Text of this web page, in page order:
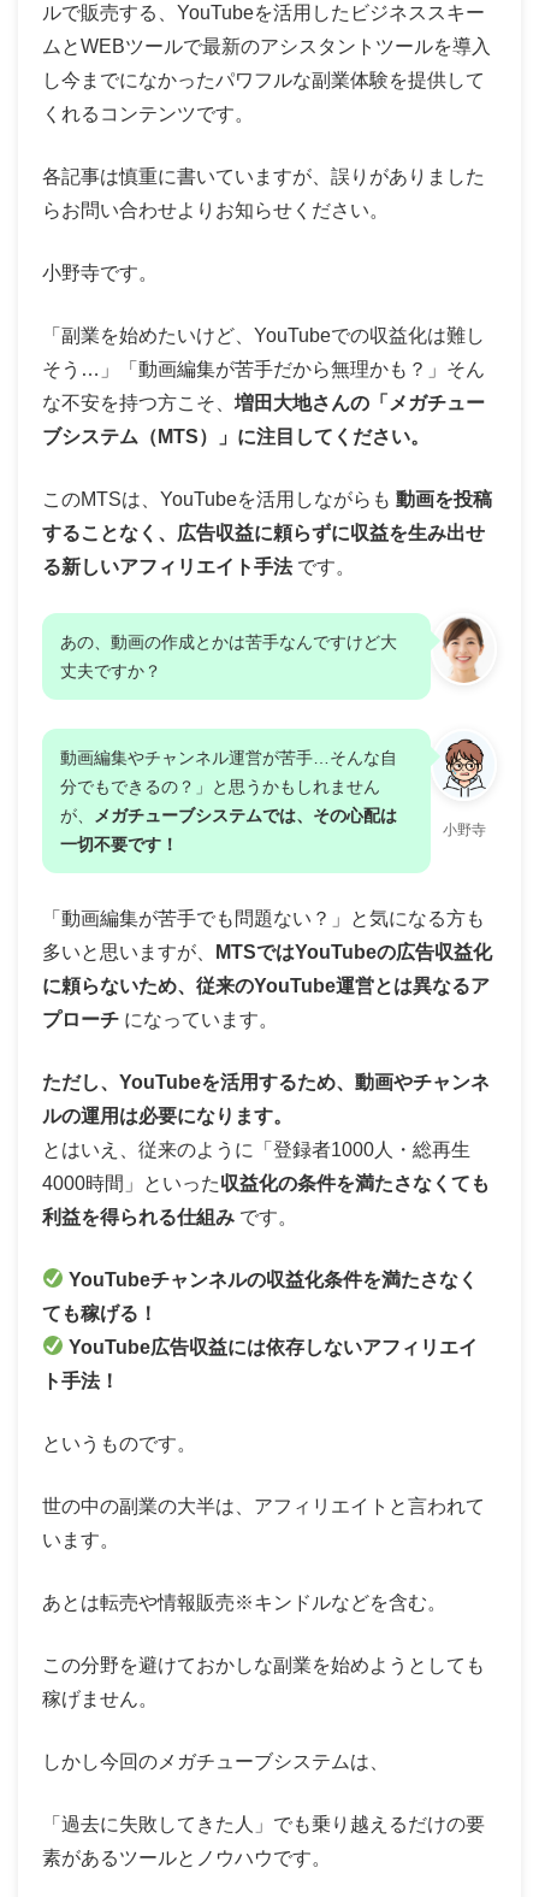
ルで販売する、YouTubeを活用したビジネススキー
ムとWEBツールで最新のアシスタントツールを導入
し今までになかったパワフルな副業体験を提供して
くれるコンテンツです。
各記事は慎重に書いていますが、誤りがありました
らお問い合わせよりお知らせください。
小野寺です。
「副業を始めたいけど、YouTubeでの収益化は難し
そう…」「動画編集が苦手だから無理かも？」そん
な不安を持つ方こそ、 増田大地さんの「メガチュー
ブシステム（MTS）」に注目してください。
このMTSは、YouTubeを活用しながらも 動画を投稿
することなく、広告収益に頼らずに収益を生み出せ
る新しいアフィリエイト手法です。
あの、動画の作成とかは苦手なんですけど大
丈夫ですか？
小野寺
動画編集やチャンネル運営が苦手…そんな自
分でもできるの？」と思うかもしれません
が、
メガチューブシステムでは、その心配は
一切不要です！
「動画編集が苦手でも問題ない？」と気になる方も
多いと思いますが、
MTSではYouTubeの広告収益化
に頼らないため、従来のYouTube運営とは異なるア
プローチ になっています。
ただし、YouTubeを活用するため、動画やチャンネ
ルの運用は必要になります。
とはいえ、従来のように「登録者1000人・総再生
4000時間」といった収益化の条件を満たさなくても
利益を得られる仕組み です。
YouTubeチャンネルの収益化条件を満たさなく
ても稼げる！
YouTube広告収益には依存しないアフィリエイ
ト手法！
というものです。
世の中の副業の大半は、アフィリエイトと言われて
います。
あとは転売や情報販売※キンドルなどを含む。
この分野を避けておかしな副業を始めようとしても
稼げません。
しかし今回のメガチューブシステムは、
「過去に失敗してきた人」でも乗り越えるだけの要
素があるツールとノウハウです。